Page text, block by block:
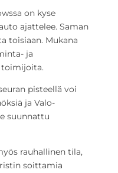
on kyse
ajattelee. Saman
toisiaan. Mukana
ja
pisteellä voi
ja Valo-
suunnattu
rauhallinen tila,
soittamia